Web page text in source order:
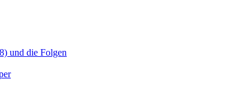
und die Folgen